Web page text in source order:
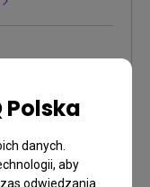
Polska
danych.
aby
odwiedzania